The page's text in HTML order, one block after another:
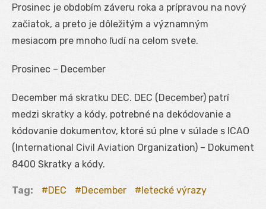
Prosinec je obdobím záveru roka a prípravou na nový
začiatok, a preto je dôležitým a významným
mesiacom pre mnoho ľudí na celom svete.
Prosinec – December
December má skratku DEC. DEC (December) patrí
medzi skratky a kódy, potrebné na dekódovanie a
kódovanie dokumentov, ktoré sú plne v súlade s ICAO
(International Civil Aviation Organization) – Dokument
8400 Skratky a kódy.
Tag: DEC December letecké výrazy